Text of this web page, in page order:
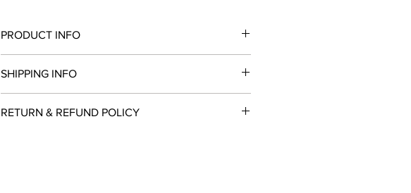
PRODUCT INFO
[クルミ]幅11×奥行6.5×高さ6.5cm
[ピーナッツ]幅11×奥行5×高さ5cm
[アーモンド]幅10×奥行6×高さ4.5cm
種類 : クルミ（Walnut）、ピーナッツ（Peanut）、アー
SHIPPING INFO
特定商取引法に基づく表記
RETURN & REFUND POLICY